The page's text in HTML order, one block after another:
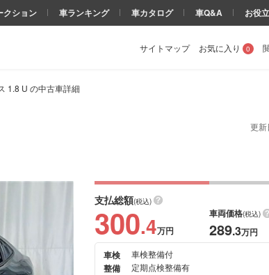
サイトマップ お気に入り 0
クション 車ランキング 車カタログ 車Q&A お役
1.8 U の中古車詳細
更新
支払総額(税込)
300.4万円
車両価格(税込)
289.3万円
車検
車検整備付
整備 定期点検整備有